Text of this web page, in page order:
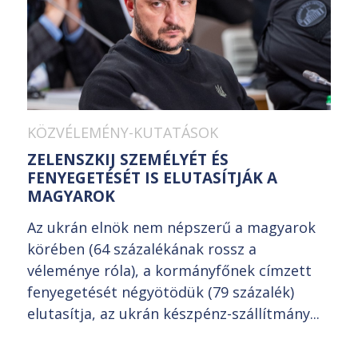
KÖZVÉLEMÉNY-KUTATÁSOK
ZELENSZKIJ SZEMÉLYÉT ÉS
FENYEGETÉSÉT IS ELUTASÍTJÁK A
MAGYAROK
Az ukrán elnök nem népszerű a magyarok
körében (64 százalékának rossz a
véleménye róla), a kormányfőnek címzett
fenyegetését négyötödük (79 százalék)
elutasítja, az ukrán készpénz-szállítmány...